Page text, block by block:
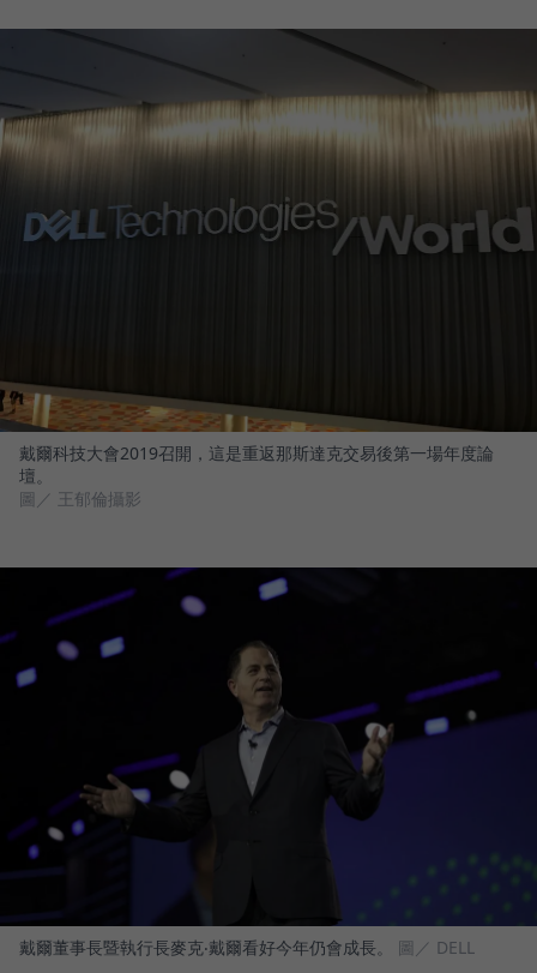
戴爾科技大會2019召開，這是重返那斯達克交易後第一場年度論
壇。
圖／ 王郁倫攝影
戴爾董事長暨執行長麥克‧戴爾看好今年仍會成長。 圖／ DELL